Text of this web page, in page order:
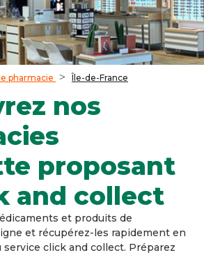
pharmacie Île-de-France
nos
proposant
and collect
et produits de
et récupérez-les rapidement en
service click and collect. Préparez